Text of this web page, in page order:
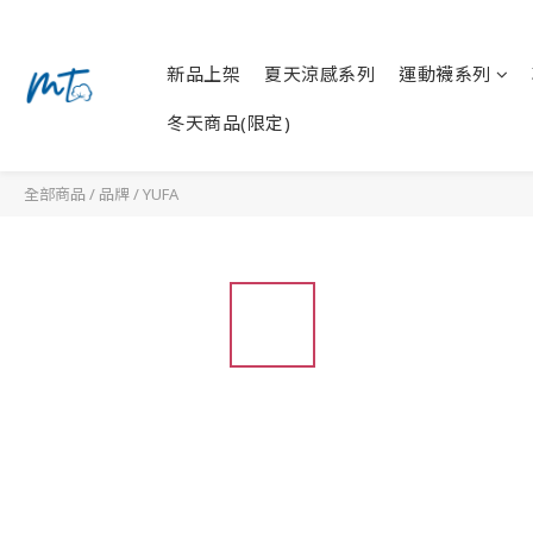
新品上架 夏天涼感系列 運動襪系列
冬天商品(限定)
全部商品 / 品牌/YUFA